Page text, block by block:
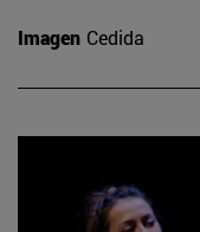
Imagen Cedida